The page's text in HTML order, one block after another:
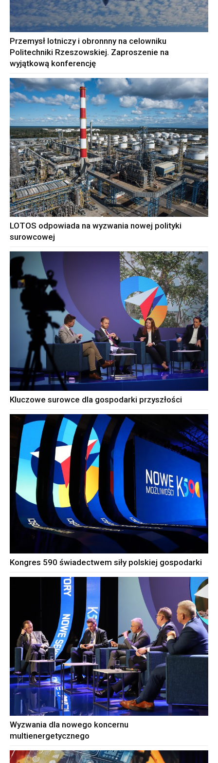
Przemysł lotniczy i obronnny na celowniku
Politechniki Rzeszowskiej. Zaproszenie na
wyjątkową konferencję
LOTOS odpowiada na wyzwania nowej polityki
surowcowej
Kluczowe surowce dla gospodarki przyszłości
Kongres 590 świadectwem siły polskiej gospodarki
Wyzwania dla nowego koncernu
multienergetycznego